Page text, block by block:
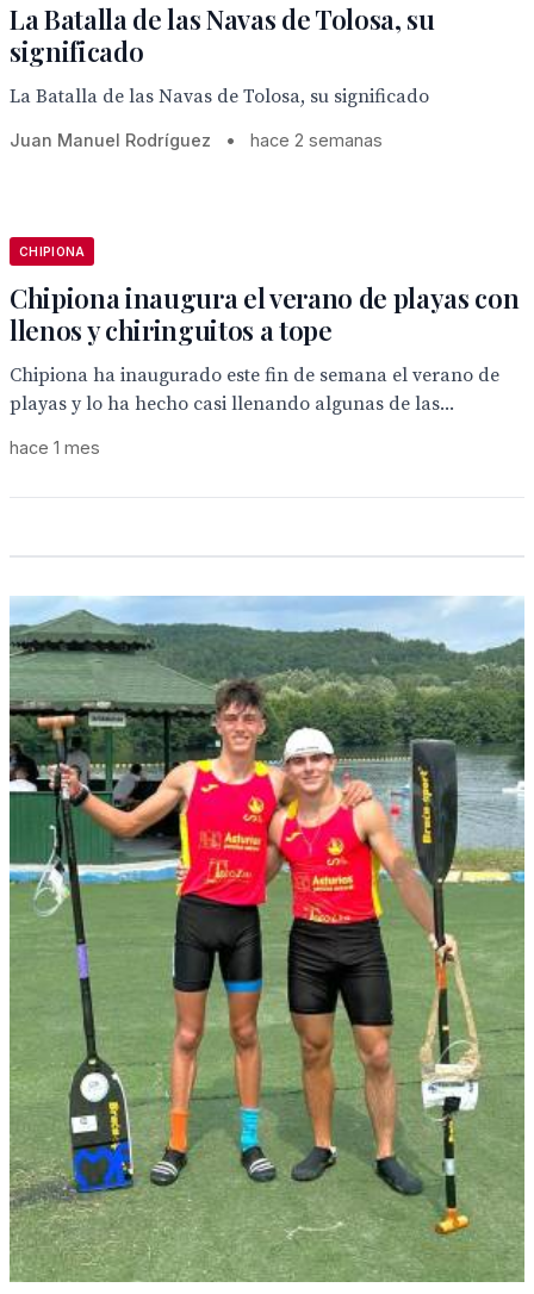
La Batalla de las Navas de Tolosa, su
significado
La Batalla de las Navas de Tolosa, su significado
Juan Manuel Rodríguez • hace 2 semanas
CHIPIONA
Chipiona inaugura el verano de playas con
llenos y chiringuitos a tope
Chipiona ha inaugurado este fin de semana el verano de
playas y lo ha hecho casi llenando algunas de las...
hace 1 mes